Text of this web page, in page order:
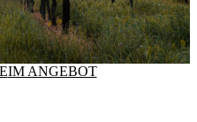
IM ANGEBOT